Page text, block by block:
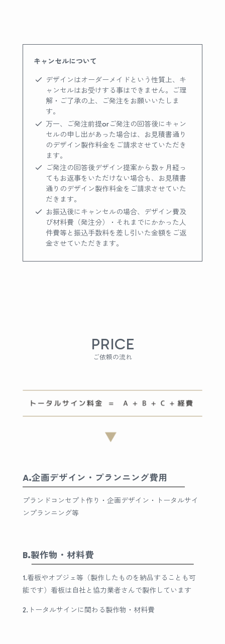
キャンセルについて
デザインはオーダーメイドという性質上、キ
ャンセルはお受けする事はできません。ご理
解・ご了承の上、ご発注をお願いいたしま
す。
万一、ご発注前提orご発注の回答後にキャン
セルの申し出があった場合は、お見積書通り
のデザイン製作料金をご請求させていただき
ます。
ご発注の回答後デザイン提案から数ヶ月経っ
てもお返事をいただけない場合も、お見積書
通りのデザイン製作料金をご請求させていた
だきます。
お振込後にキャンセルの場合、デザイン費及
び材料費（発注分）・それまでにかかった人
件費等と振込手数料を差し引いた金額をご返
金させていただきます。
PRICE
ご依頼の流れ
A.企画デザイン・プランニング費用
プランドコンセプト作り・ 企画デザイン・トータルサイ
ンプランニング等
B.製作物・材料費
1.看板やオブジェ等（製作したものを納品することも可
能です） 看板は自社と協力業者さんで製作しています
2.トータルサインに関わる製作物・材料費